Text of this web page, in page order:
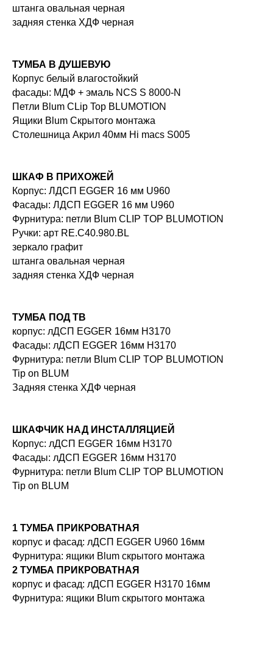
штанга овальная черная
задняя стенка ХДФ черная
ТУМБА В ДУШЕВУЮ
Корпус белый влагостойкий
фасады: МДФ + эмаль NCS S 8000-N
Петли Blum CLip Top BLUMOTION
Ящики Blum Скрытого монтажа
Столешница Акрил 40мм Hi macs S005
ШКАФ В ПРИХОЖЕЙ
Корпус: ЛДСП EGGER 16 мм U960
Фасады: ЛДСП EGGER 16 мм U960
Фурнитура: петли Blum CLIP TOP BLUMOTION
Ручки: арт RE.C40.980.BL
зеркало графит
штанга овальная черная
задняя стенка ХДФ черная
ТУМБА ПОД ТВ
корпус: лДСП EGGER 16мм H3170
Фасады: лДСП EGGER 16мм H3170
Фурнитура: петли Blum CLIP TOP BLUMOTION
Tip on BLUM
Задняя стенка ХДФ черная
ШКАФЧИК НАД ИНСТАЛЛЯЦИЕЙ
Корпус: лДСП EGGER 16мм H3170
Фасады: лДСП EGGER 16мм H3170
Фурнитура: петли Blum CLIP TOP BLUMOTION
Tip on BLUM
1 ТУМБА ПРИКРОВАТНАЯ
корпус и фасад: лДСП EGGER U960 16мм
Фурнитура: ящики Blum скрытого монтажа
2 ТУМБА ПРИКРОВАТНАЯ
корпус и фасад: лДСП EGGER H3170 16мм
Фурнитура: ящики Blum скрытого монтажа